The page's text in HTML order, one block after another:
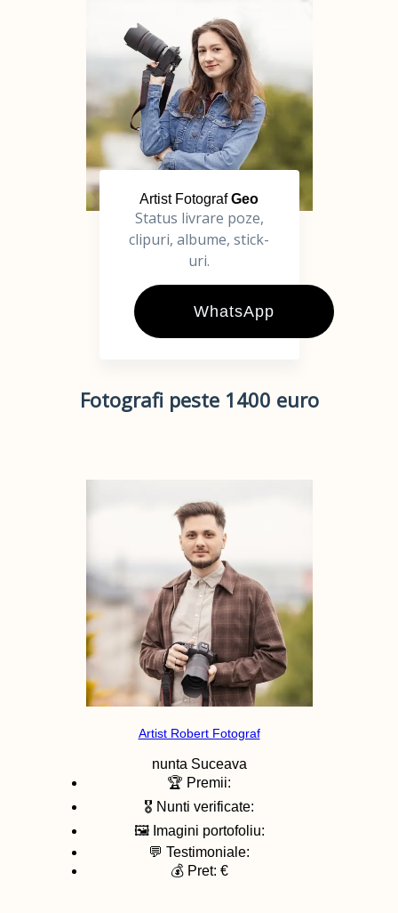
Artist FotografGeo
Status livrare poze,
clipuri, albume, stick-
uri.
WhatsApp
Fotografi peste 1400 euro
Artist Robert Fotograf
nunta Suceava
🏆 Premii:
🎖️ Nunti verificate:
🖼️ Imagini portofoliu:
💬 Testimoniale:
💰 Pret: €